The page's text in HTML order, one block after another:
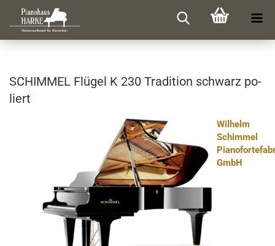
SCHIM­MEL Flü­gel K 230 Tra­di­ti­on schwarz po­
liert
Wilhelm
Schimmel
GmbH